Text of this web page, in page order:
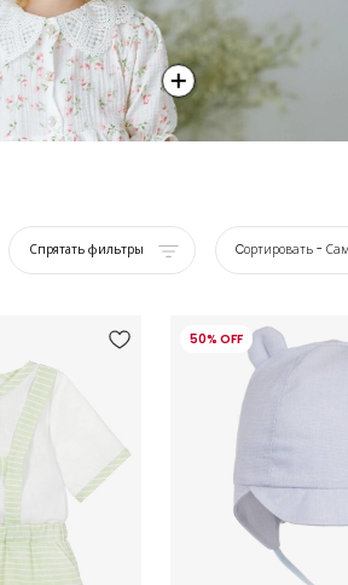
Спрятать фильтры Cортировать -
50% OFF